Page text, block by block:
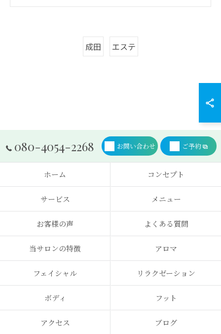
成田 エステ
080-4054-2268 お問い合わせ ご予約
ホーム コンセプト
サービス メニュー
お客様の声 よくある質問
当サロンの特徴 アロマ
フェイシャル リラクゼーション
ボディ フット
アクセス ブログ